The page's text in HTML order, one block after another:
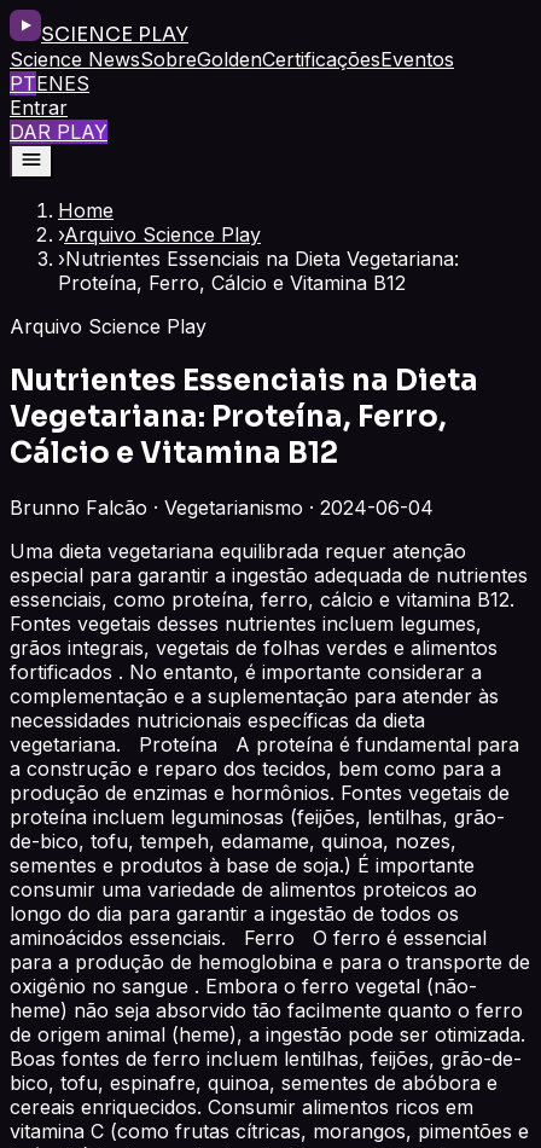
SCIENCE PLAY
Science NewsSobreGoldenCertificaçõesEventos
PTENES
Entrar
DAR PLAY
Home
›Arquivo Science Play
›Nutrientes Essenciais na Dieta Vegetariana:
Proteína, Ferro, Cálcio e Vitamina B12
Arquivo Science Play
Nutrientes Essenciais na Dieta
Vegetariana: Proteína, Ferro,
Cálcio e Vitamina B12
Brunno Falcão · Vegetarianismo · 2024-06-04
Uma dieta vegetariana equilibrada requer atenção
especial para garantir a ingestão adequada de nutrientes
essenciais, como proteína, ferro, cálcio e vitamina B12.
Fontes vegetais desses nutrientes incluem legumes,
grãos integrais, vegetais de folhas verdes e alimentos
fortificados . No entanto, é importante considerar a
complementação e a suplementação para atender às
necessidades nutricionais específicas da dieta
vegetariana. Proteína A proteína é fundamental para
a construção e reparo dos tecidos, bem como para a
produção de enzimas e hormônios. Fontes vegetais de
proteína incluem leguminosas (feijões, lentilhas, grão-
de-bico, tofu, tempeh, edamame, quinoa, nozes,
sementes e produtos à base de soja.) É importante
consumir uma variedade de alimentos proteicos ao
longo do dia para garantir a ingestão de todos os
aminoácidos essenciais. Ferro O ferro é essencial
para a produção de hemoglobina e para o transporte de
oxigênio no sangue . Embora o ferro vegetal (não-
heme) não seja absorvido tão facilmente quanto o ferro
de origem animal (heme), a ingestão pode ser otimizada.
Boas fontes de ferro incluem lentilhas, feijões, grão-de-
bico, tofu, espinafre, quinoa, sementes de abóbora e
cereais enriquecidos. Consumir alimentos ricos em
vitamina C (como frutas cítricas, morangos, pimentões e